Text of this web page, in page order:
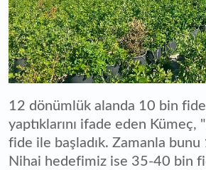
12 dönümlük alanda 10 bin
yaptıklarını ifade eden
fide ile başladık. Zamanla bunu
Nihai hedefimiz ise 35-40 bin